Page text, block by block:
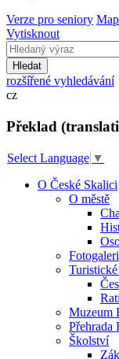
Verze pro seniory
Vytisknout
Hledat
rozšířené vyhledávání
cz
Překlad
Select Language ▼
O České Skalici
O městě
Muzeum
Přehrada
Školství